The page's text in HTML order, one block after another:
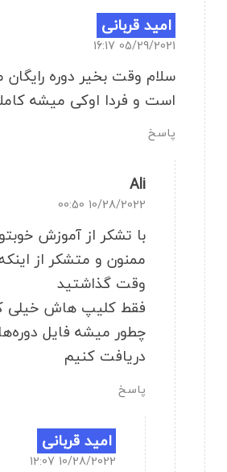
امید قربانی
05/29/2021 16:17
سلام وقت بخیر دوره
است و فردا اوکی میشه
پاسخ
Ali
10/28/2022 00:50
با تشکر از آموزش
ممنون و متشکر از
وقت گذاشتید
فقط کلیپ هاش خیلی
چطور میشه فایل
دریافت کنیم
پاسخ
امید قربانی
10/28/2022 12:07